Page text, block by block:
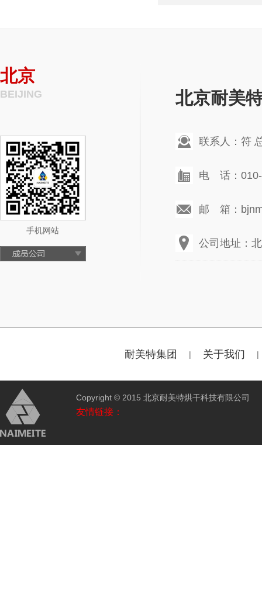
北京
BEIJING
手机网站
北京耐美
联系人：符
电 话：010-
邮 箱：
公司地址：
耐美特集团 | 关于我们 |
Copyright © 2015 北京耐美特烘干科技有限公
友情链接：